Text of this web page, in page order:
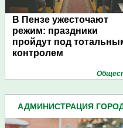
В Пензе ужесточают
режим: праздники
пройдут под
контролем
АДМИНИСТРАЦИЯ